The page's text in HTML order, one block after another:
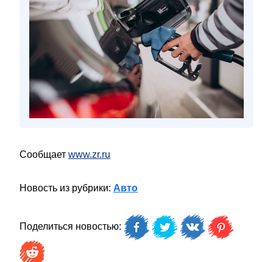
Сообщает www.zr.ru
Новость из рубрики: Авто
Поделиться новостью: